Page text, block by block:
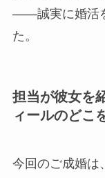
――誠実に婚活
た。
担当が彼女を
ィールのどこ
今回のご成婚は